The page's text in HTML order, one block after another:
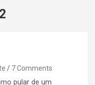
7 Comments
pular de um